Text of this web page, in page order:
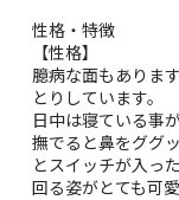
性格・特徴
【性格】
臆病な面もありま
とりしています。
日中は寝ている事
撫でると鼻をググ
とスイッチが入っ
回る姿がとても可愛